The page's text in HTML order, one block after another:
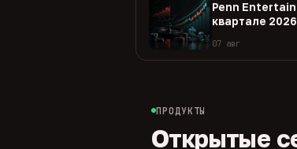
Penn
квартале
07 авг
ПРОДУКТЫ
Открытые